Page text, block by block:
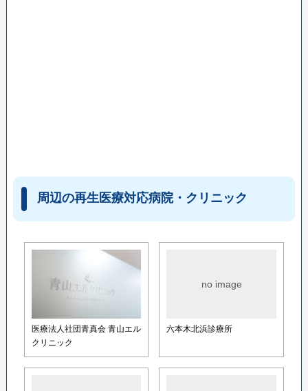
周辺の再生医療対応病院・クリニック
医療法人社団青真会 青山エル
クリニック
no image
六本木北浜診療所